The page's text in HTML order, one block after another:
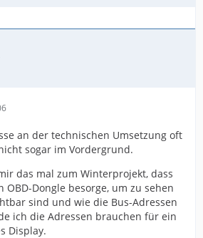
an der technischen Umsetzung oft
sogar im Vordergrund.
das mal zum Winterprojekt, dass
Dongle besorge, um zu sehen
sind und wie die Bus-Adressen
ich die Adressen brauchen für ein
Display.